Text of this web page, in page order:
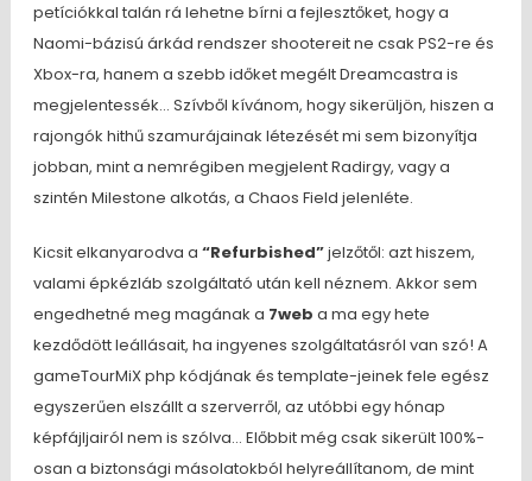
petíciókkal talán rá lehetne bírni a fejlesztőket, hogy a
Naomi-bázisú árkád rendszer shootereit ne csak PS2-re és
Xbox-ra, hanem a szebb időket megélt Dreamcastra is
megjelentessék… Szívből kívánom, hogy sikerüljön, hiszen a
rajongók hithű szamurájainak létezését mi sem bizonyítja
jobban, mint a nemrégiben megjelent Radirgy, vagy a
szintén Milestone alkotás, a Chaos Field jelenléte.
Kicsit elkanyarodva a “Refurbished”jelzőtől: azt hiszem,
valami épkézláb szolgáltató után kell néznem. Akkor sem
engedhetné meg magának a 7web a ma egy hete
kezdődött leállásait, ha ingyenes szolgáltatásról van szó! A
gameTourMiX php kódjának és template-jeinek fele egész
egyszerűen elszállt a szerverről, az utóbbi egy hónap
képfájljairól nem is szólva… Előbbit még csak sikerült 100%-
osan a biztonsági másolatokból helyreállítanom, de mint